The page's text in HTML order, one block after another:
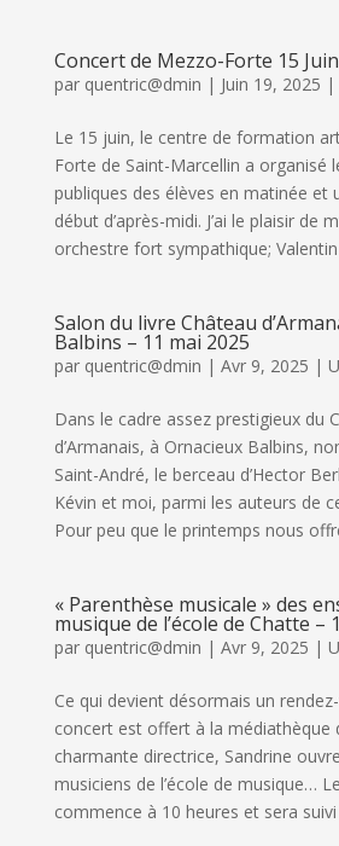
Concert de Mezzo-Forte 15
par quentric@dmin | Juin 19, 2025 |
Le 15 juin, le centre de formation
Forte de Saint-Marcellin a organisé
publiques des élèves en matinée et
début d’après-midi. J’ai le plaisir de
orchestre fort sympathique; Valentin
Salon du livre Château
Balbins – 11 mai 2025
par quentric@dmin | Avr 9, 2025 |
Dans le cadre assez prestigieux du
d’Armanais, à Ornacieux Balbins,
Saint-André, le berceau d’Hector
Kévin et moi, parmi les auteurs de
Pour peu que le printemps nous
« Parenthèse musicale » des
musique de l’école de Chatte –
par quentric@dmin | Avr 9, 2025 |
Ce qui devient désormais un
concert est offert à la médiathèque
charmante directrice, Sandrine
musiciens de l’école de musique…
commence à 10 heures et sera suivi